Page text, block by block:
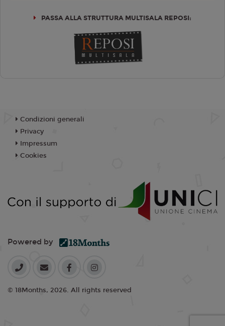
PASSA ALLA STRUTTURA MULTISALA REPOSI:
Condizioni generali
Privacy
Impressum
Cookies
Powered by
© 18Months, 2026. All rights reserved